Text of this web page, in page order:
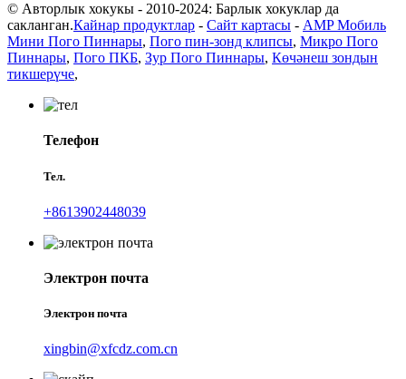
© Авторлык хокукы - 2010-2024: Барлык хокуклар да
сакланган.Кайнар продуктлар - Сайт картасы - AMP Мобиль
Мини Пого Пиннары, Пого пин-зонд клипсы, Микро Пого
Пиннары, Пого ПКБ, Зур Пого Пиннары, Көчәнеш зондын
тикшерүче,
Телефон
Тел.
+8613902448039
Электрон почта
Электрон почта
xingbin@xfcdz.com.cn